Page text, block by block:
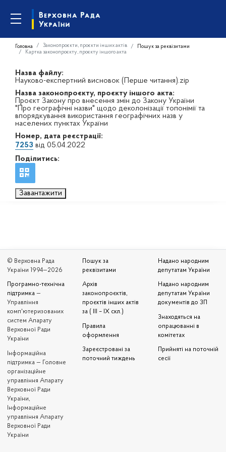
Головна Законопроєкти, проєкти інших актів
Пошук за реквізитами
Картка законопроєкту, проєкту іншого акта
Назва файлу:
Науково-експертний висновок (Перше читання).zip
Назва законопроєкту, проєкту іншого акта:
Проєкт Закону про внесення змін до Закону України
"Про географічні назви" щодо деколонізації топонімії та
впорядкування використання географічних назв у
населених пунктах України
Номер, дата реєстрації:
7253 від 05.04.2022
Поділитись:
Завантажити
© Верховна Рада
України 1994—2026
Програмно-технічна
підтримка —
Управління
комп'ютеризованих
систем Апарату
Верховної Ради
України
Iнформаційна
підтримка — Головне
організаційне
управління Апарату
Верховної Ради
України,
Інформаційне
управління Апарату
Верховної Ради
України
Пошук за
реквізитами
Архів
законопроєктів,
проєктів інших актів
за ( III – IX скл.)
Правила
оформлення
Зареєстровані за
поточний тиждень
Надано народним
депутатам України
Надано народним
депутатам України
документів до ЗП
Знаходяться на
опрацюванні в
комітетах
Прийняті на поточній
сесії